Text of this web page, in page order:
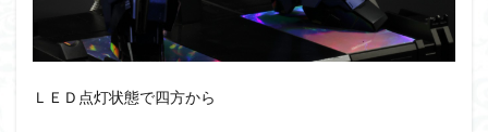
ＬＥＤ点灯状態で四方から